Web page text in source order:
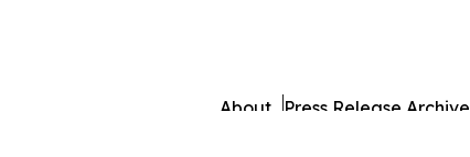
About Press Release Archive